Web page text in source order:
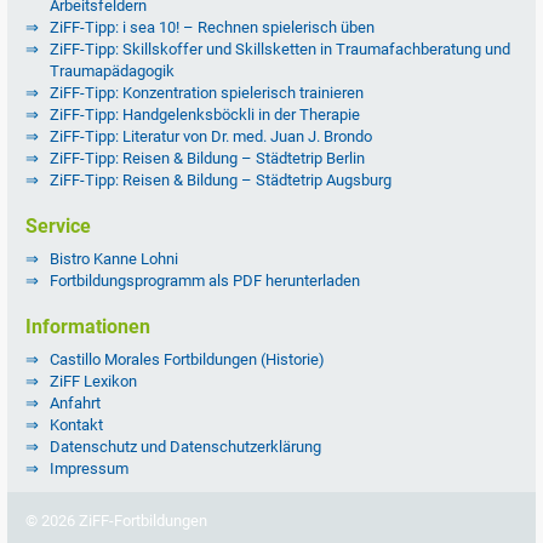
Arbeitsfeldern
ZiFF-Tipp: i sea 10! – Rechnen spielerisch üben
ZiFF-Tipp: Skillskoffer und Skillsketten in Traumafachberatung und
Traumapädagogik
ZiFF-Tipp: Konzentration spielerisch trainieren
ZiFF-Tipp: Handgelenksböckli in der Therapie
ZiFF-Tipp: Literatur von Dr. med. Juan J. Brondo
ZiFF-Tipp: Reisen & Bildung – Städtetrip Berlin
ZiFF-Tipp: Reisen & Bildung – Städtetrip Augsburg
Service
Bistro Kanne Lohni
Fortbildungsprogramm als PDF herunterladen
Informationen
Castillo Morales Fortbildungen (Historie)
ZiFF Lexikon
Anfahrt
Kontakt
Datenschutz und Datenschutzerklärung
Impressum
© 2026 ZiFF-Fortbildungen